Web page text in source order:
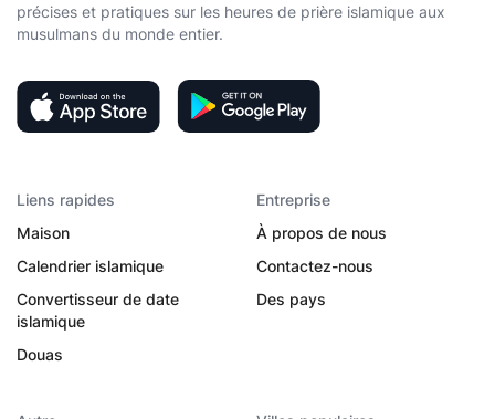
précises et pratiques sur les heures de prière islamique aux
musulmans du monde entier.
Liens rapides
Maison
Calendrier islamique
Convertisseur de date
islamique
Douas
Entreprise
À propos de nous
Contactez-nous
Des pays